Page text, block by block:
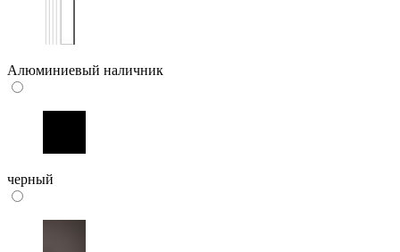
Алюминиевый наличник
черный